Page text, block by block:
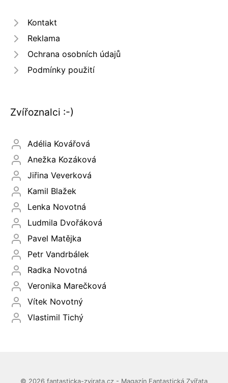
Kontakt
Reklama
Ochrana osobních údajů
Podmínky použití
Zvířoznalci :-)
Adélia Kovářová
Anežka Kozáková
Jiřina Veverková
Kamil Blažek
Lenka Novotná
Ludmila Dvořáková
Pavel Matějka
Petr Vandrbálek
Radka Novotná
Veronika Marečková
Vítek Novotný
Vlastimil Tichý
© 2026 fantasticka-zvirata.cz - Magazín Fantastická Zvířata